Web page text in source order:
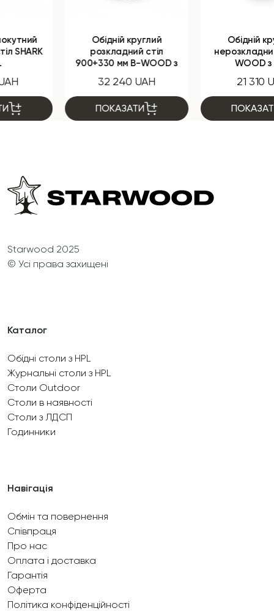
Обідній круглий
розкладний стіл
900+330 мм B-WOOD з
32 240 UAH
ПОКАЗАТИ
Обідній круглий
нерозкладний стіл B-
ПОКАЗАТИ
Starwood 2025
© Усі права захищені
Каталог
Обідні столи з HPL
Журнальні столи з HPL
Столи Outdoor
Столи в наявності
Столи з ЛДСП
Годинники
Навігація
Обмін та повернення
Співпраця
Про нас
Оплата і доставка
Гарантія
Оферта
Політика конфіденційності